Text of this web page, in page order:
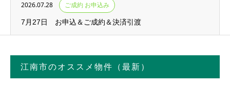
2026.07.28 ご成約 お申込み
7月27日 お申込＆ご成約＆決済引渡
江南市のオススメ物件（最新）